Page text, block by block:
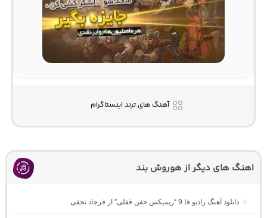
آهنگ های ترند اینستاگرام
اهنگ های دیگر از هوروش بند
دانلود آهنگ رادیو فا 9 “ریمیکس خفن قفلی” از فرجاد نجفی